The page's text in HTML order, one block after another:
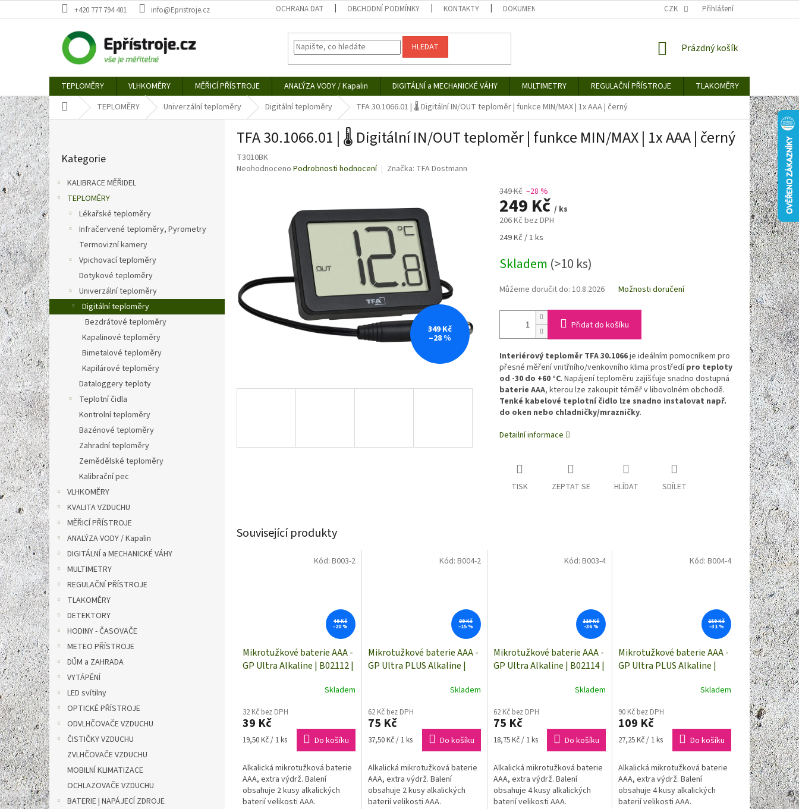
na
+420 777 794 401 info@Epristroje.cz OCHRANA DAT OBCHODNÍ PODMÍNKY KONTAKTY DOKUMENTY KE STAŽENÍ CENY ZA DOPRAVU / ZPŮSOBY DORUČENÍ
CZK Přihlášení
HLEDAT
NÁKUPNÍ
Prázdný košík
TEPLOMĚRY VLHKOMĚRY MĚŘICÍ PŘÍSTROJE ANALÝZA VODY / Kapalin DIGITÁLNÍ a MECHANICKÉ VÁHY MULTIMETRY REGULAČNÍ PŘÍSTROJE TLAKOMĚRY
Domů TEPLOMĚRY Univerzální teploměry Digitální teploměry TFA 30.1066.01 | 🌡️ Digitální IN/OUT teploměr | funkce MIN/MAX | 1x AAA | černý
P
o
s
t
r
a
n
n
í
p
a
n
e
l
kategorie
Kategorie
KALIBRACE MĚŘIDEL
TEPLOMĚRY
Lékařské teploměry
Infračervené teploměry, Pyrometry
Termovizní kamery
Vpichovací teploměry
Dotykové teploměry
Univerzální teploměry
Digitální teploměry
Bezdrátové teploměry
Kapalinové teploměry
Bimetalové teploměry
Kapilárové teploměry
Dataloggery teploty
Teplotní čidla
Kontrolní teploměry
Bazénové teploměry
Zahradní teploměry
Zemědělské teploměry
Kalibrační pec
VLHKOMĚRY
KVALITA VZDUCHU
MĚŘICÍ PŘÍSTROJE
ANALÝZA VODY / Kapalin
DIGITÁLNÍ a MECHANICKÉ VÁHY
MULTIMETRY
REGULAČNÍ PŘÍSTROJE
TLAKOMĚRY
DETEKTORY
HODINY - ČASOVAČE
METEO PŘÍSTROJE
DŮM a ZAHRADA
VYTÁPĚNÍ
LED svítilny
OPTICKÉ PŘÍSTROJE
ODVLHČOVAČE VZDUCHU
ČISTIČKY VZDUCHU
ZVLHČOVAČE VZDUCHU
MOBILNÍ KLIMATIZACE
OCHLAZOVAČE VZDUCHU
BATERIE | NAPÁJECÍ ZDROJE
TFA 30.1066.01 | 🌡️ Digitální IN/OUT teploměr | funkce MIN/MAX | 1x AAA | černý
T3010BK
Průměrné
Neohodnoceno Podrobnosti hodnocení Značka: TFA Dostmann
349 Kč
–28 %
349 Kč –28 %
249 Kč / ks
206 Kč bez DPH
Měrná
249 Kč / 1 ks
Skladem (>10 ks)
Můžeme doručit do: 10.8.2026 Možnosti doručení
Přidat do košíku
Interiérový teploměr TFA 30.1066je ideálním pomocníkem pro
přesné měření vnitřního/venkovního klima prostředípro teploty
od -30 do +60 °C. Napájení teploměru zajišťuje snadno dostupná
baterie AAA, kterou lze zakoupit téměř v libovolném obchodě.
Tenké kabelové teplotní čidlo lze snadno instalovat např.
do oken nebo chladničky/mrazničky.
Detailní informace
TISK ZEPTAT SE HLÍDAT SDÍLET
Související produkty
49 Kč
–20 %
Mikrotužkové baterie AAA -
GP Ultra Alkaline | B02112 |
Skladem
32 Kč bez DPH
39 Kč
Měrná
19,50 Kč / 1 ks Do košíku
Alkalická mikrotužková baterie
AAA, extra výdrž. Balení
obsahuje 2 kusy alkalických
baterií velikosti AAA.
Kód: B003-2
89 Kč
–15 %
Mikrotužkové baterie AAA -
GP Ultra PLUS Alkaline |
Skladem
62 Kč bez DPH
75 Kč
Měrná
37,50 Kč / 1 ks Do košíku
Alkalická mikrotužková baterie
AAA, extra výdrž. Balení
obsahuje 2 kusy alkalických
baterií velikosti AAA.
Kód: B004-2
119 Kč
–36 %
Mikrotužkové baterie AAA -
GP Ultra Alkaline | B02114 |
Skladem
62 Kč bez DPH
75 Kč
Měrná
18,75 Kč / 1 ks Do košíku
Alkalická mikrotužková baterie
AAA, extra výdrž. Balení
obsahuje 4 kusy alkalických
baterií velikosti AAA.
Kód:B003-4
159 Kč
–31 %
Mikrotužkové baterie AAA -
GP Ultra PLUS Alkaline |
Skladem
90 Kč bez DPH
109 Kč
Měrná
27,25 Kč / 1 ks Do košíku
Alkalická mikrotužková baterie
AAA, extra výdrž. Balení
obsahuje 4 kusy alkalických
baterií velikosti AAA.
Kód: B004-4